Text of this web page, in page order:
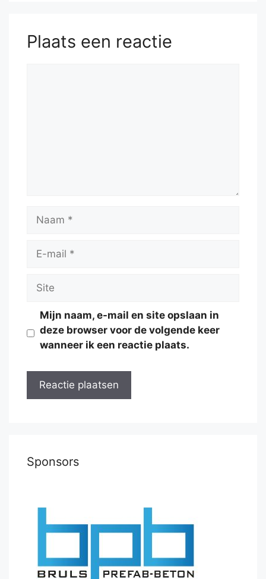
Plaats een reactie
Naam
Site
Mijn naam, e-mail en site opslaan in
deze browser voor de volgende keer
wanneer ik een reactie plaats.
Sponsors